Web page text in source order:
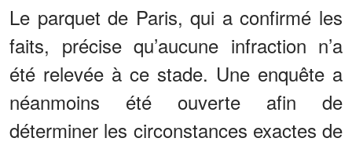
Le parquet de Paris, qui a confirmé les
faits, précise qu’aucune infraction n’a
été relevée à ce stade. Une enquête a
néanmoins été ouverte afin de
déterminer les circonstances exactes de